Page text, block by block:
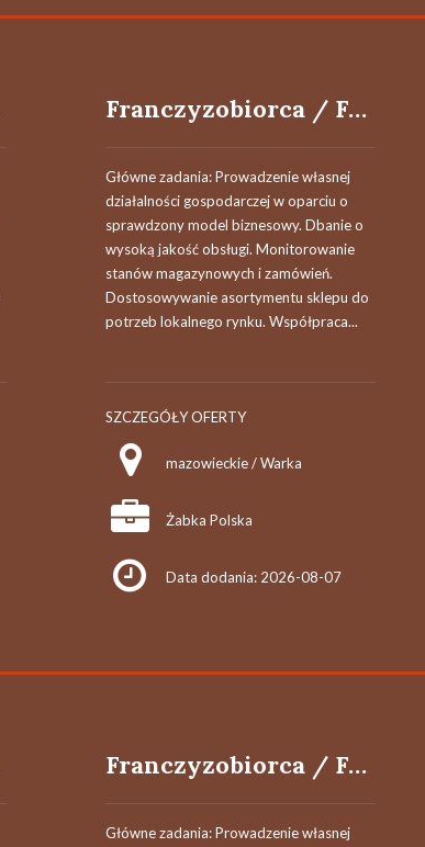
Franczyzobiorca / Franczyzobiorczyni
Główne zadania: Prowadzenie własnej
działalności gospodarczej w oparciu o
sprawdzony model biznesowy. Dbanie o
wysoką jakość obsługi. Monitorowanie
stanów magazynowych i zamówień.
Dostosowywanie asortymentu sklepu do
potrzeb lokalnego rynku. Współpraca...
SZCZEGÓŁY OFERTY
mazowieckie / Warka
Żabka Polska
Data dodania: 2026-08-07
Franczyzobiorca / Franczyzobiorczyni
Główne zadania: Prowadzenie własnej